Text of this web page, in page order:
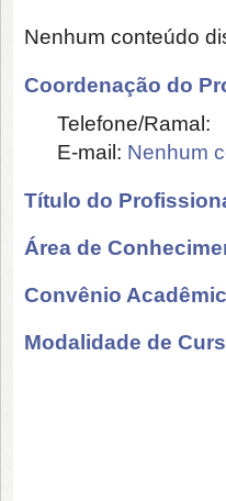
Nenhum conteúdo
Coordenação do
Telefone/Ramal:
E-mail: Nenhum
Título do
Área de
Convênio
Modalidade de